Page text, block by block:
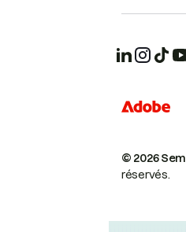
© 2026
réservés.